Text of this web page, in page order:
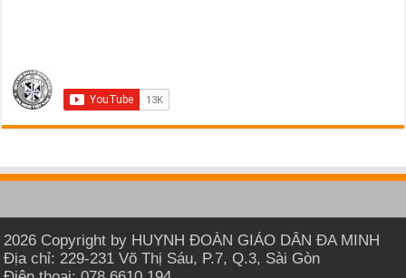
2026 Copyright by HUYNH ĐOÀN GIÁO DÂN ĐA MINH
Địa chỉ: 229-231 Võ Thị Sáu, P.7, Q.3, Sài Gòn